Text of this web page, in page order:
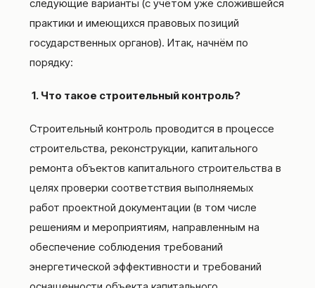
следующие варианты (с учётом уже сложившейся
практики и имеющихся правовых позиций
государственных органов). Итак, начнём по
порядку:
1. Что такое строительный контроль?
Строительный контроль проводится в процессе
строительства, реконструкции, капитального
ремонта объектов капитального строительства в
целях проверки соответствия выполняемых
работ проектной документации (в том числе
решениям и мероприятиям, направленным на
обеспечение соблюдения требований
энергетической эффективности и требований